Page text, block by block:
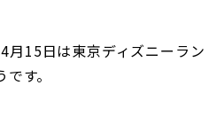
月15日は東京ディズニーラン
す。